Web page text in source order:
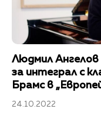
Людмил
за интеграл с
Брамс в
24.10.2022